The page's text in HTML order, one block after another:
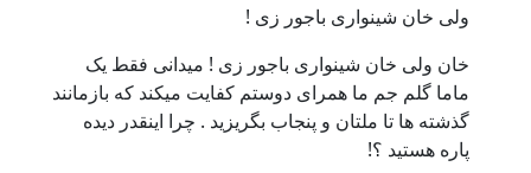
ولی خان شینواری باجور زی !
خان ولی خان شینواری باجور زی ! میدانی فقط یک
ماما گلم جم ما همرای دوستم کفایت میکند که بازمانند
گذشته ها تا ملتان و پنجاب بگریزید . چرا اینقدر دیده
پاره هستید ؟!